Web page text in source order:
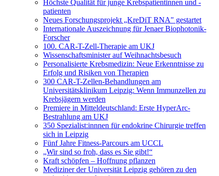
Höchste Qualität für junge Krebspatientinnen und -
patienten
Neues Forschungsprojekt „KreDiT RNA" gestartet
Internationale Auszeichnung für Jenaer Biophotonik-
Forscher
100. CAR-T-Zell-Therapie am UKJ
Wissenschaftsminister auf Weihnachtsbesuch
Personalisierte Krebsmedizin: Neue Erkenntnisse zu
Erfolg und Risiken von Therapien
300 CAR-T-Zellen-Behandlungen am
Universitätsklinikum Leipzig: Wenn Immunzellen zu
Krebsjägern werden
Premiere in Mitteldeutschland: Erste HyperArc-
Bestrahlung am UKJ
350 Spezialist:innnen für endokrine Chirurgie treffen
sich in Leipzig
Fünf Jahre Fitness-Parcours am UCCL
„Wir sind so froh, dass es Sie gibt!“
Kraft schöpfen – Hoffnung pflanzen
Mediziner der Universität Leipzig gehören zu den